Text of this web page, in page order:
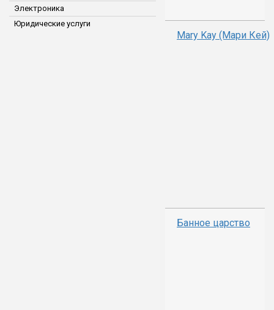
Электроника
Юридические услуги
Mary Kay (Мари Кей)
Банное царство